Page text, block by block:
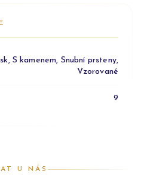
S kamenem, Snubní prsteny,
Vzorované
9
U NÁS